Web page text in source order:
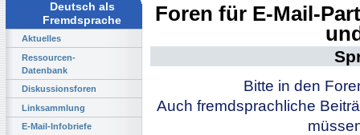
Deutsch als
Fremdsprache
Aktuelles
Ressourcen-
Datenbank
Diskussionsforen
Linksammlung
E-Mail-Infobriefe
Foren für E-Mail-
Bitte in den
Auch fremdsprachliche